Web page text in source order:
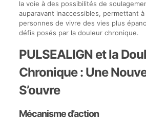
la voie à des possibilités de
auparavant inaccessibles, permettant
personnes de vivre des vies plus
défis posés par la douleur chronique.
PULSEALIGN et la
Chronique : Une
S’ouvre
Mécanisme d’action